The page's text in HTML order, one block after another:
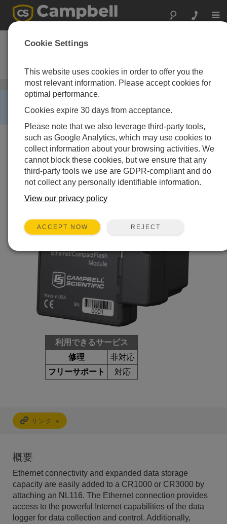
NL116
Ethernet Interface and
CompactFlash Module
イーサネット通信 / NL116
RETIRED ›
This product is no longer available.
利用できるサービス
修理
非対応
フリーサポート
対応
リンク
概要
Ethernet connectivity and expanded data storage
capacity are easily added to a CR1000 or CR3000 by
attaching an NL116. The Ethernet connection provides
access to the powerful Internet capabilities of the data
logger for data collection and control. Additionally,
Cookie Settings
This website uses cookies in order to offer you the
most relevant information. Please accept cookies for
optimal performance.
Cookies expire 30 days from acceptance.
Please note that we also leverage third-party tools,
such as Google Analytics, which may use cookies to
collect information about your browsing activities. We
cannot block these cookies, but we ensure that any
third-party tools we use are GDPR-compliant and do
not collect any personally identifiable information.
View our privacy policy
ACCEPT NOW REJECT